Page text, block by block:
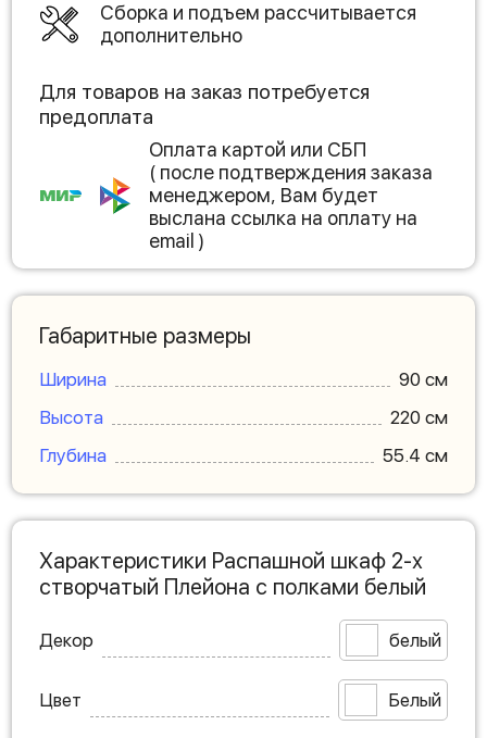
Сборка и подъем рассчитывается
дополнительно
Для товаров на заказ потребуется
предоплата
Оплата картой или СБП
( после подтверждения заказа
менеджером, Вам будет
выслана ссылка на оплату на
email )
Габаритные размеры
Ширина
90 см
Высота
220 см
Глубина
55.4 см
Характеристики Распашной шкаф 2-х
створчатый Плейона с полками белый
Декор белый
Цвет Белый